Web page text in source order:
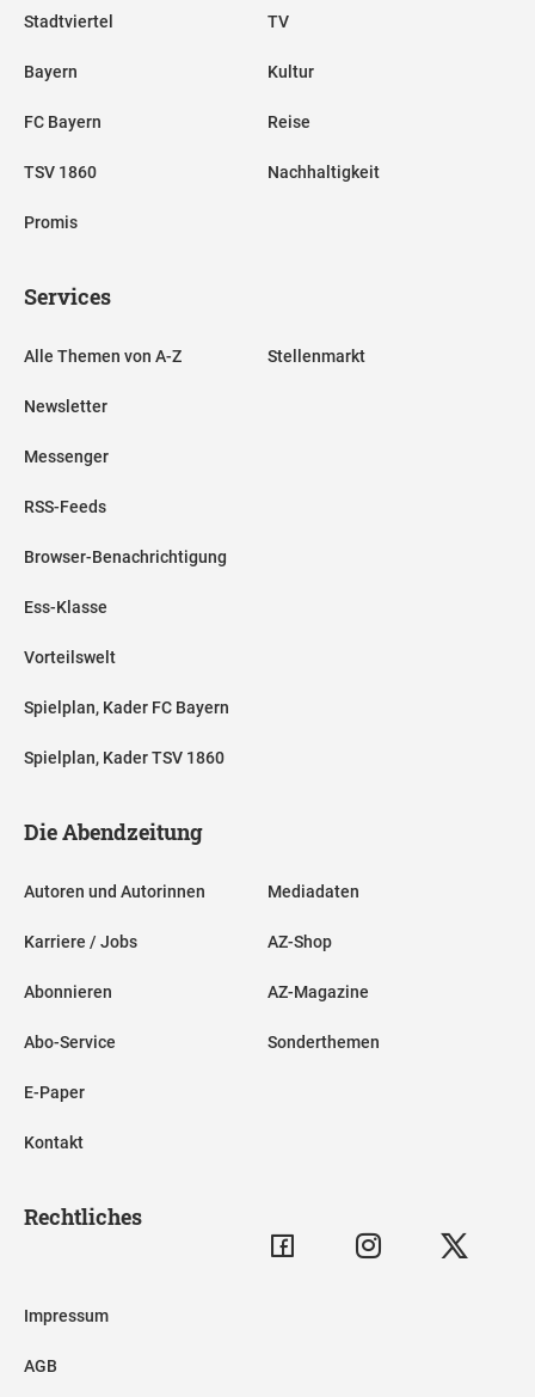
Stadtviertel
Bayern
FC Bayern
TSV 1860
Promis
TV
Kultur
Reise
Nachhaltigkeit
Services
Alle Themen von A-Z
Newsletter
Messenger
RSS-Feeds
Browser-Benachrichtigung
Ess-Klasse
Vorteilswelt
Spielplan, Kader FC Bayern
Spielplan, Kader TSV 1860
Stellenmarkt
Die Abendzeitung
Autoren und Autorinnen
Karriere / Jobs
Abonnieren
Abo-Service
E-Paper
Kontakt
Mediadaten
AZ-Shop
AZ-Magazine
Sonderthemen
Rechtliches
Impressum
AGB